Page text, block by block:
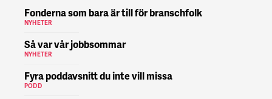
Fonderna som bara är till för branschfolk
NYHETER
Så var vår jobbsommar
NYHETER
Fyra poddavsnitt du inte vill missa
PODD